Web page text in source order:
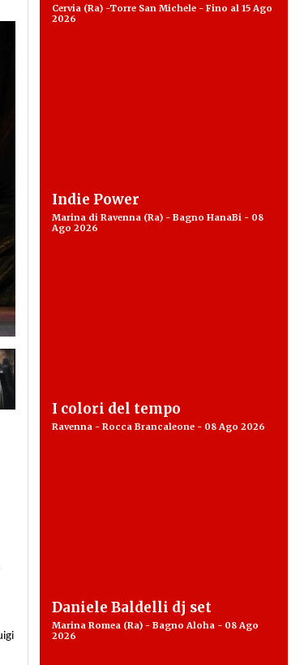
Cervia (Ra) -Torre San Michele - Fino al 15 Ago
2026
Indie Power
Marina di Ravenna (Ra) - Bagno HanaBi - 08
Ago 2026
I colori del tempo
Ravenna - Rocca Brancaleone - 08 Ago 2026
Daniele Baldelli dj set
Marina Romea (Ra) - Bagno Aloha - 08 Ago
2026